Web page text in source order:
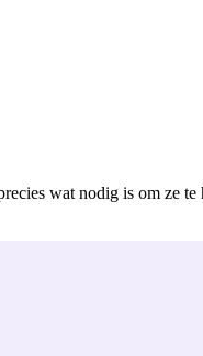
wat nodig is om ze